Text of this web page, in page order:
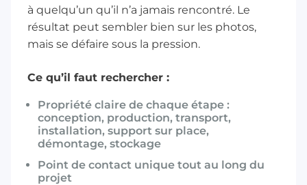
à quelqu’un qu’il n’a jamais rencontré. Le
résultat peut sembler bien sur les photos,
mais se défaire sous la pression.
Ce qu’il faut rechercher :
Propriété claire de chaque étape :
conception, production, transport,
installation, support sur place,
démontage, stockage
Point de contact unique tout au long du
projet